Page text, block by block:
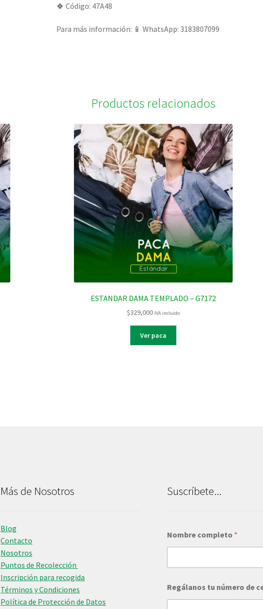
🍀 Código: 47A48
Para más información: 📱 WhatsApp: 3183807099
Productos relacionados
ESTANDAR DAMA TEMPLADO – G7172
$329,000 IVA incluido
Ver paca
Más de Nosotros
Blog
Contacto
Nosotros
Puntos de Recolección
Inscripción para recogida
Términos y Condiciones
Política de Protección de Datos
Suscríbete...
e
v
n
e
r
?
Nombre completo *
Regálanos tu número de